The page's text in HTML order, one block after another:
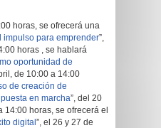
horas, se ofrecerá una
impulso para emprender”,
horas , se hablará
oportunidad de
de 10:00 a 14:00
de creación de
en marcha”, del 20
horas, se ofrecerá el
digital ”, el 26 y 27 de